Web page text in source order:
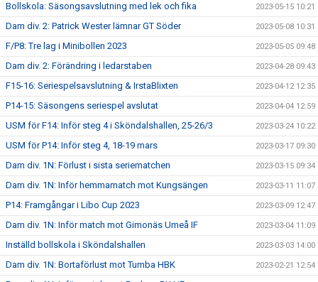
Bollskola: Säsongsavslutning med lek och fika 2023-05-15 10:21
Dam div. 2: Patrick Wester lämnar GT Söder 2023-05-08 10:31
F/P8: Tre lag i Minibollen 2023 2023-05-05 09:48
Dam div. 2: Förändring i ledarstaben 2023-04-28 09:43
F15-16: Seriespelsavslutning & IrstaBlixten 2023-04-12 12:35
P14-15: Säsongens seriespel avslutat 2023-04-04 12:59
USM för F14: Inför steg 4 i Sköndalshallen, 25-26/3 2023-03-24 10:22
USM för P14: Inför steg 4, 18-19 mars 2023-03-17 09:30
Dam div. 1N: Förlust i sista seriematchen 2023-03-15 09:34
Dam div. 1N: Inför hemmamatch mot Kungsängen 2023-03-11 11:07
P14: Framgångar i Libo Cup 2023 2023-03-09 12:47
Dam div. 1N: Inför match mot Gimonäs Umeå IF 2023-03-04 11:09
Inställd bollskola i Sköndalshallen 2023-03-03 14:00
Dam div. 1N: Bortaförlust mot Tumba HBK 2023-02-21 12:54